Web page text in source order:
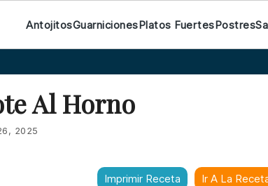
AntojitosGuarnicionesPlatos FuertesPostres
Al Horno
2025
Imprimir Receta Ir A La